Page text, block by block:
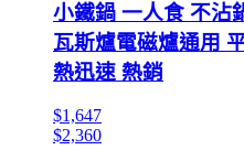
小鐵鍋 一人食 不沾
瓦斯爐電磁爐通用
熱迅速 熱銷
$1,647
$2,360